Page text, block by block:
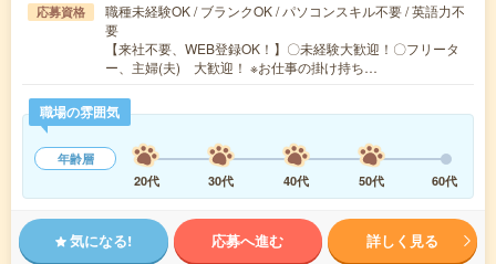
応募資格
職種未経験OK / ブランクOK / パソコンスキル不要 / 英語力不
要
【来社不要、WEB登録OK！】〇未経験大歓迎！〇フリータ
ー、主婦(夫) 大歓迎！ ※お仕事の掛け持ち…
職場の雰囲気
年齢層
20代
30代 40代 50代 60代
気になる! 応募へ進む 詳しく見る